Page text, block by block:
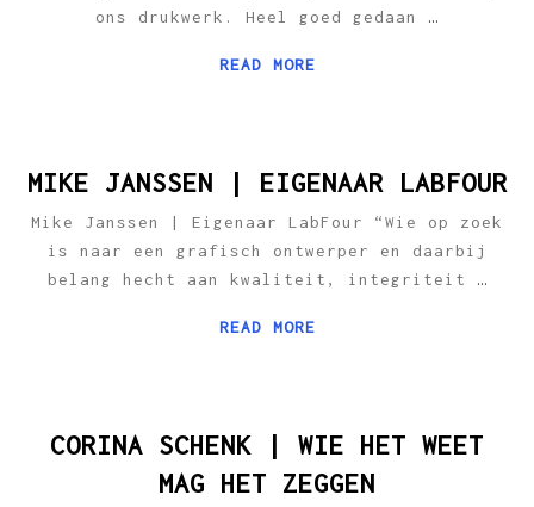
ons drukwerk. Heel goed gedaan …
READ MORE
MIKE JANSSEN | EIGENAAR LABFOUR
Mike Janssen | Eigenaar LabFour “Wie op zoek
is naar een grafisch ontwerper en daarbij
belang hecht aan kwaliteit, integriteit …
READ MORE
CORINA SCHENK | WIE HET WEET
MAG HET ZEGGEN